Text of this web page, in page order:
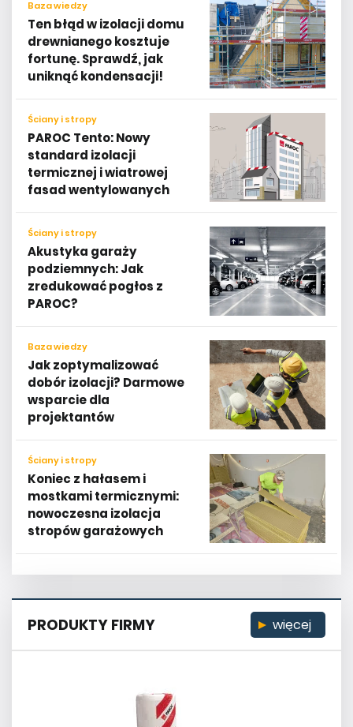
Baza wiedzy
Ten błąd w izolacji domu
drewnianego kosztuje
fortunę. Sprawdź, jak
uniknąć kondensacji!
Ściany i stropy
PAROC Tento: Nowy
standard izolacji
termicznej i wiatrowej
fasad wentylowanych
Ściany i stropy
Akustyka garaży
podziemnych: Jak
zredukować pogłos z
PAROC?
Baza wiedzy
Jak zoptymalizować
dobór izolacji? Darmowe
wsparcie dla
projektantów
Ściany i stropy
Koniec z hałasem i
mostkami termicznymi:
nowoczesna izolacja
stropów garażowych
PRODUKTY FIRMY więcej